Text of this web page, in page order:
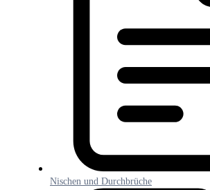
Nischen und Durchbrüche